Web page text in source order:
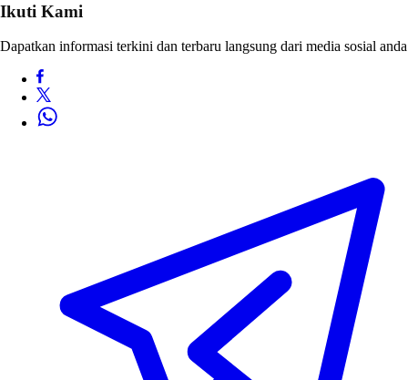
Ikuti Kami
Dapatkan informasi terkini dan terbaru langsung dari media sosial anda